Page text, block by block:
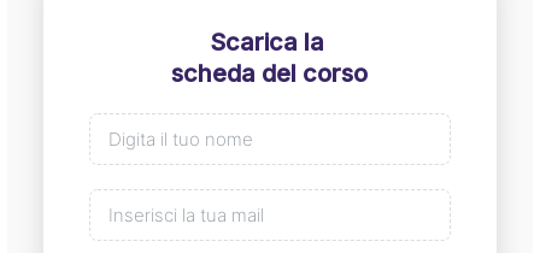
Scarica la
scheda del corso